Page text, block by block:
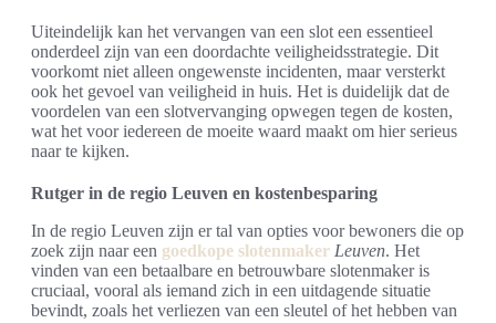
Uiteindelijk kan het vervangen van een slot een essentieel
onderdeel zijn van een doordachte veiligheidsstrategie. Dit
voorkomt niet alleen ongewenste incidenten, maar versterkt
ook het gevoel van veiligheid in huis. Het is duidelijk dat de
voordelen van een slotvervanging opwegen tegen de kosten,
wat het voor iedereen de moeite waard maakt om hier serieus
naar te kijken.
Rutger in de regio Leuven en kostenbesparing
In de regio Leuven zijn er tal van opties voor bewoners die op
zoek zijn naar een goedkope slotenmaker Leuven. Het
vinden van een betaalbare en betrouwbare slotenmaker is
cruciaal, vooral als iemand zich in een uitdagende situatie
bevindt, zoals het verliezen van een sleutel of het hebben van